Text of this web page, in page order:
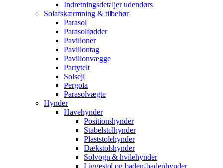
Indretningsdetaljer udendørs
Solafskærmning & tilbehør
Parasol
Parasolfødder
Pavilloner
Pavillontag
Pavillonvægge
Partytelt
Solsejl
Pergola
Parasolvægte
Hynder
Havehynder
Positionshynder
Stabelstolhynder
Plaststolehynder
Dækstolshynder
Solvogn & hvilehynder
Liggestol og baden-badenhynder